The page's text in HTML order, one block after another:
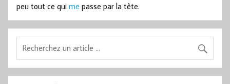
peu tout ce qui me passe par la tête.